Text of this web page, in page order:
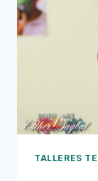
TALLERES